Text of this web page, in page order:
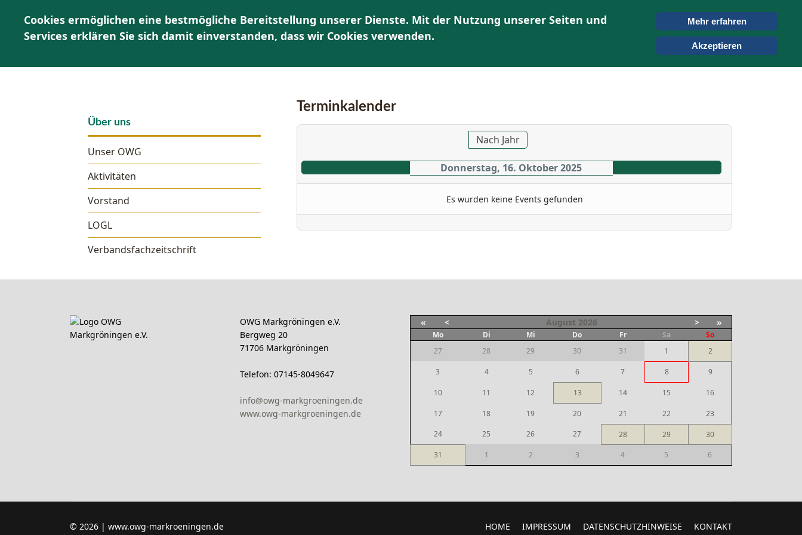
HOME ÜBER UNS AKTUELLES | TERMINE KONTAKT SUCHEN
Über uns
Unser OWG
Aktivitäten
Vorstand
LOGL
Verbandsfachzeitschrift
Terminkalender
Nach Jahr
Donnerstag, 16. Oktober 2025
Es wurden keine Events gefunden
OWG Markgröningen e.V.
Bergweg 20
71706 Markgröningen
Telefon: 07145-8049647
info@owg-markgroeningen.de
www.owg-markgroeningen.de
« < August 2026 > »
Mo Di Mi Do Fr Sa
So
27
28 29 30 31 1 2
3 4 5 6 7 8 9
10 11 12 13 14 15 16
17 18 19 20 21 22
23
24
25 26 27 28 29
30
31
1 2 3 4 5 6
© 2026 | www.owg-markroeningen.de HOME IMPRESSUM DATENSCHUTZHINWEISE KONTAKT
Cookies ermöglichen eine bestmögliche Bereitstellung unserer Dienste. Mit der Nutzung unserer Seiten und
Services erklären Sie sich damit einverstanden, dass wir Cookies verwenden.
Mehr erfahren
Akzeptieren